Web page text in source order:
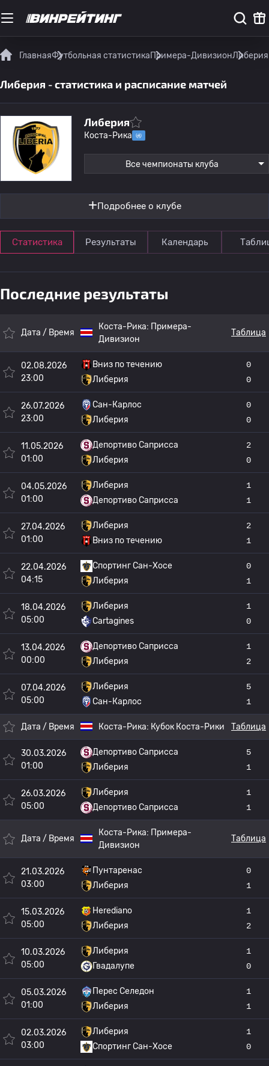
ГлавнаяФутбольная статистикаПримера-ДивизионЛиберия
Либерия - статистика и расписание матчей
Либерия
Коста-Рика
Все чемпионаты клуба
Подробнее о клубе
Статистика Результаты Календарь
Последние результаты
Дата / Время
Коста-Рика: Примера-
Дивизион
Таблица
02.08.2026
23:00
Вниз по течению
Либерия
0
0
26.07.2026
23:00
Сан-Карлос
Либерия
0
0
11.05.2026
01:00
Депортиво Саприсса
Либерия
2
0
04.05.2026
01:00
Либерия
Депортиво Саприсса
1
1
27.04.2026
01:00
Либерия
Вниз по течению
2
1
22.04.2026
04:15
Спортинг Сан-Хосе
Либерия
0
1
18.04.2026
05:00
Либерия
Cartagines
1
0
13.04.2026
00:00
Депортиво Саприсса
Либерия
1
2
07.04.2026
05:00
Либерия
Сан-Карлос
5
1
Дата / Время Коста-Рика: Кубок Коста-Рики Таблица
30.03.2026
01:00
Депортиво Саприсса
Либерия
5
1
26.03.2026
05:00
Либерия
Депортиво Саприсса
1
1
Дата / Время
Коста-Рика: Примера-
Дивизион
Таблица
21.03.2026
03:00
Пунтаренас
Либерия
0
1
15.03.2026
05:00
Herediano
Либерия
1
2
10.03.2026
05:00
Либерия
Гвадалупе
1
0
05.03.2026
01:00
Перес Селедон
Либерия
1
1
02.03.2026
03:00
Либерия
Спортинг Сан-Хосе
1
0